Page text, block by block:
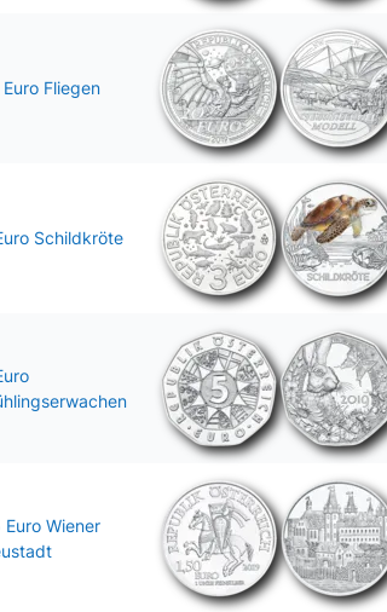
Fliegen
Schildkröte
Euro Wiener